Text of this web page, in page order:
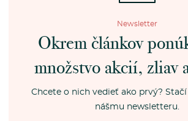
Newsletter
Okrem článkov
množstvo akcií, zliav
Chcete o nich vedieť ako prvý?
nášmu newsletteru.